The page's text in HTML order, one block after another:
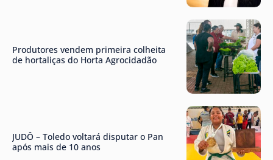
Produtores vendem primeira colheita
de hortaliças do Horta Agrocidadão
JUDÔ – Toledo voltará disputar o Pan
após mais de 10 anos